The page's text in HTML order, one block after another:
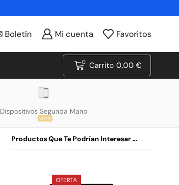
Boletín Mi cuenta Favoritos
0 Carrito 0,00€
Dispositivos Segunda Mano
VENTA
Productos Que Te Podrían Interesar …
OFERTA